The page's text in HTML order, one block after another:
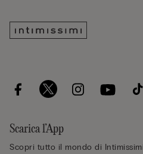
Scarica l’App
Scopri tutto il mondo di Intimissimi